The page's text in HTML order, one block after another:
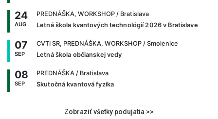
24
AUG
PREDNÁŠKA, WORKSHOP / Bratislava
Letná škola kvantových technológií 2026 v Bratislave
07
SEP
CVTI SR, PREDNÁŠKA, WORKSHOP / Smolenice
Letná škola občianskej vedy
08
SEP
PREDNÁŠKA / Bratislava
Skutočná kvantová fyzika
Zobraziť všetky podujatia >>